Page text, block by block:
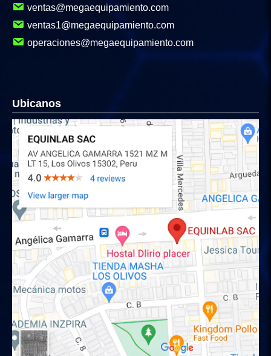
ventas@megaequipamiento.com
ventas1@megaequipamiento.com
operaciones@megaequipamiento.com
Ubicanos